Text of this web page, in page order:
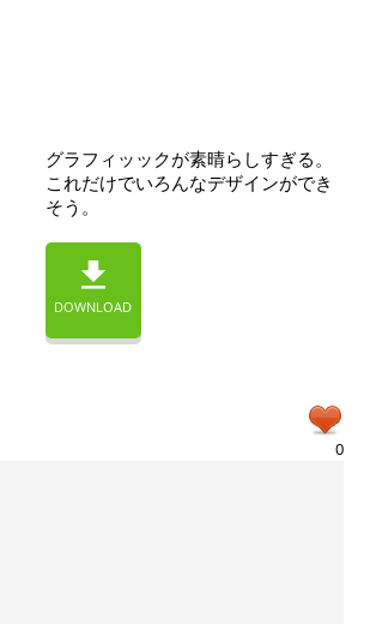
グラフィッックが素晴らしすぎる。
これだけでいろんなデザインができ
そう。
DOWNLOAD
0